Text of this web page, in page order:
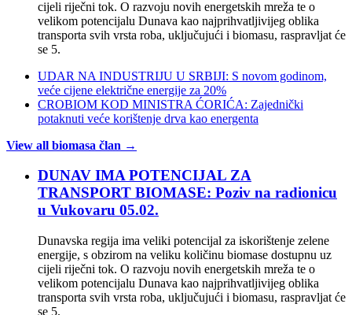
cijeli riječni tok. O razvoju novih energetskih mreža te o
velikom potencijalu Dunava kao najprihvatljivijeg oblika
transporta svih vrsta roba, uključujući i biomasu, raspravljat će
se 5.
UDAR NA INDUSTRIJU U SRBIJI: S novom godinom,
veće cijene električne energije za 20%
CROBIOM KOD MINISTRA ĆORIĆA: Zajednički
potaknuti veće korištenje drva kao energenta
View all biomasa član →
DUNAV IMA POTENCIJAL ZA
TRANSPORT BIOMASE: Poziv na radionicu
u Vukovaru 05.02.
Dunavska regija ima veliki potencijal za iskorištenje zelene
energije, s obzirom na veliku količinu biomase dostupnu uz
cijeli riječni tok. O razvoju novih energetskih mreža te o
velikom potencijalu Dunava kao najprihvatljivijeg oblika
transporta svih vrsta roba, uključujući i biomasu, raspravljat će
se 5.